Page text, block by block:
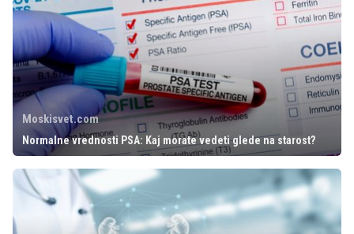
Moskisvet.com
Normalne vrednosti PSA: Kaj morate vedeti glede na starost?